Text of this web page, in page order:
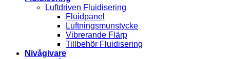
Luftdriven Fluidisering
Fluidpanel
Luftningsmunstycke
Vibrerande Flärp
Tillbehör Fluidisering
Nivågivare